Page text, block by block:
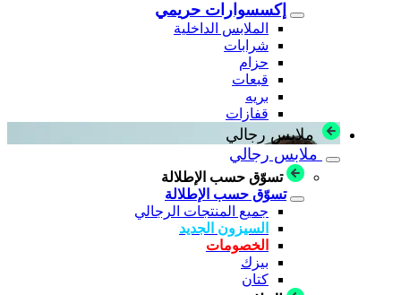
إكسسوارات حريمي
الملابس الداخلية
شرابات
حزام
قبعات
بريه
قفازات
ملابس رجالي
ملابس رجالي
تسوّق حسب الإطلالة
تسوّق حسب الإطلالة
جميع المنتجات الرجالي
السيزون الجديد
الخصومات
بيزك
كتان